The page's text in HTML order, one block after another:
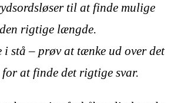
til at finde mulige
rigtige længde.
i stå – prøv at tænke ud over det
for at finde det rigtige svar.